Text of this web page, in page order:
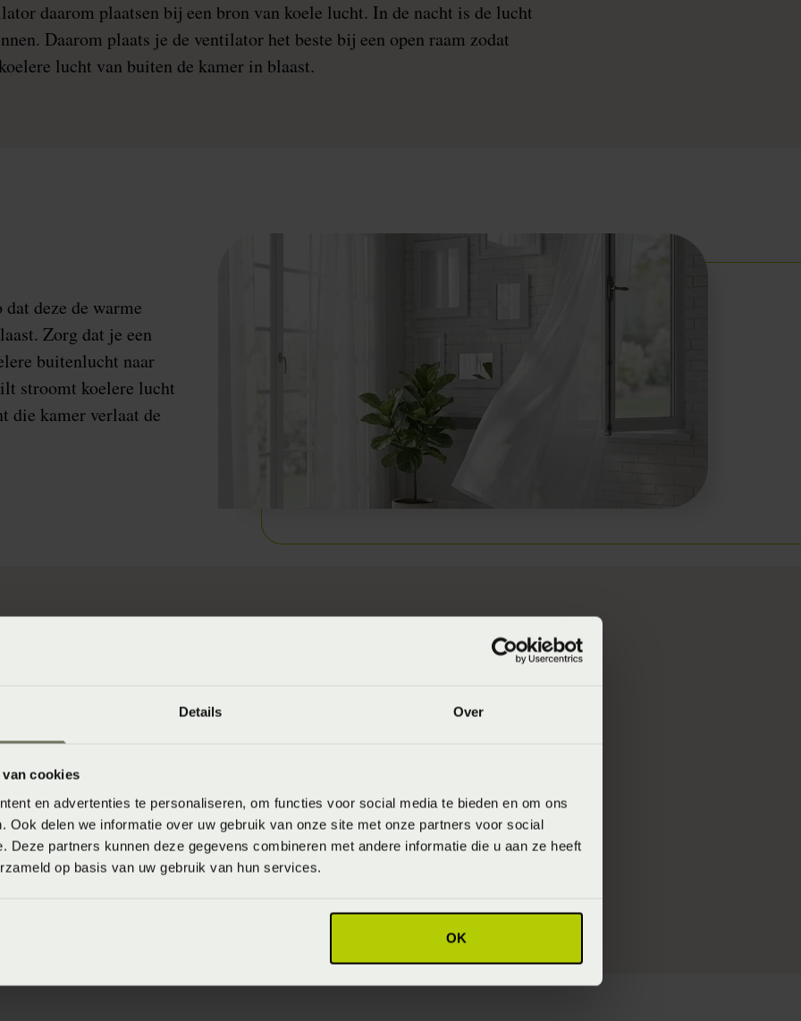
Details Over
cookies
en advertenties te personaliseren, om functies voor social media te bieden en om ons
Ook delen we informatie over uw gebruik van onze site met onze partners voor social
Deze partners kunnen deze gegevens combineren met andere informatie die u aan ze heeft
op basis van uw gebruik van hun services.
OK
daarom plaatsen bij een bron van koele lucht. In de nacht is de lucht
Daarom plaats je de ventilator het beste bij een open raam zodat
lucht van buiten de kamer in blaast.
deze de warme
Zorg dat je een
buitenlucht naar
stroomt koelere lucht
die kamer verlaat de
temperatuur in de avond af neemt, en koeler is dan de binnen
ramen open zodat de ”koelere” lucht naar binnen kan stromen.
in de vriezer!
om je kussensloop gedurende de dag in de vriezer te leggen! (doe
zak bestemd voor de vriezer). Ditzelfde trucje kan je overigens ook